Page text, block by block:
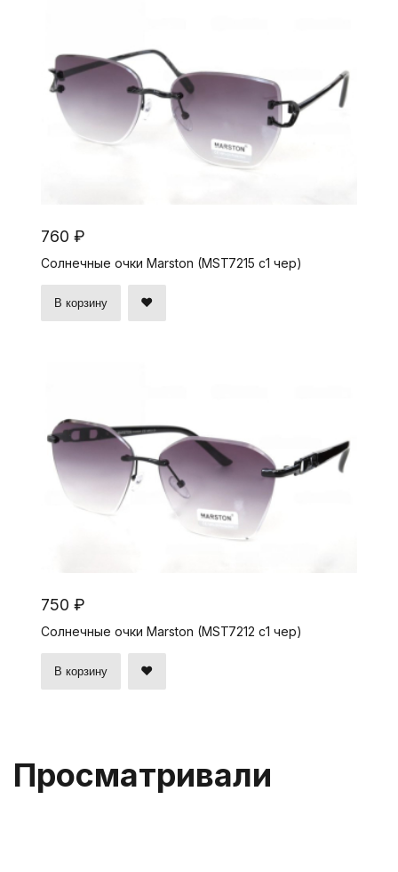
760 ₽
Солнечные очки Marston (MST7215 c1 чер)
В корзину
750 ₽
Солнечные очки Marston (MST7212 c1 чер)
В корзину
Просматривали